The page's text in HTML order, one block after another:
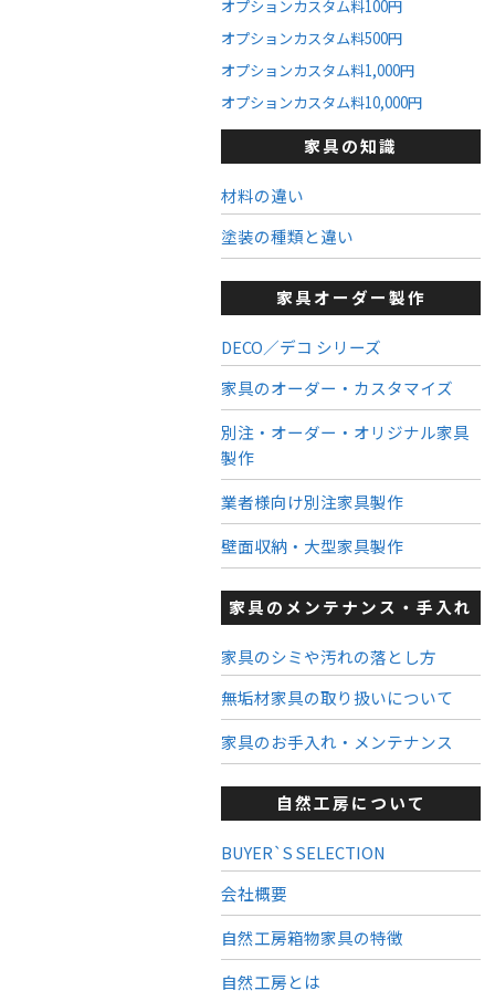
オプションカスタム料100円
オプションカスタム料500円
オプションカスタム料1,000円
オプションカスタム料10,000円
家具の知識
材料の違い
塗装の種類と違い
家具オーダー製作
DECO／デコ シリーズ
家具のオーダー・カスタマイズ
別注・オーダー・オリジナル家具
製作
業者様向け別注家具製作
壁面収納・大型家具製作
家具のメンテナンス・手入れ
家具のシミや汚れの落とし方
無垢材家具の取り扱いについて
家具のお手入れ・メンテナンス
自然工房について
BUYER`S SELECTION
会社概要
自然工房箱物家具の特徴
自然工房とは